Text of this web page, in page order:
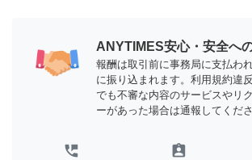
ANYTIMES安心・安全へ
報酬は取引前に事務局に支払わ
に振り込まれます。利用規約違
でも不審な内容のサービスやリ
ーがあった場合は通報してくださ
perm_phone_msg assignment_ind